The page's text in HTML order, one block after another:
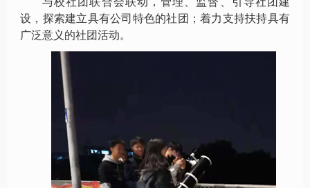
设，探索建立具有公司特色的社团；着力支持扶持具有
广泛意义的社团活动。